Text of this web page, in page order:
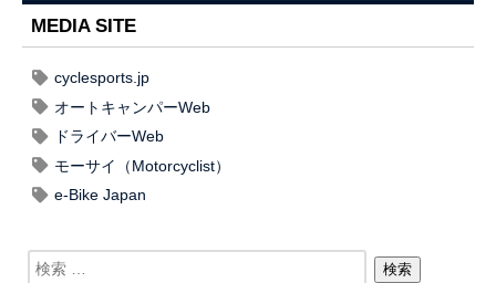
MEDIA SITE
cyclesports.jp
オートキャンパーWeb
ドライバーWeb
モーサイ（Motorcyclist）
e-Bike Japan